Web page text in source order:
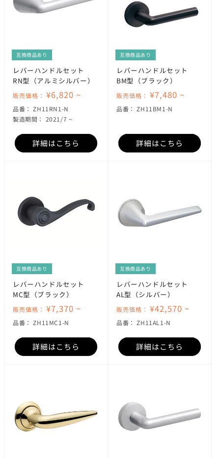
互換商品あり
レバーハンドルセット
RN型（アルミシルバー）
販売価格： ¥6,820 ~
品番： SKU:
ZH11RN1-N
製造期間： 2021/7 ~
詳細はこちら
互換商品あり
レバーハンドルセット
BM型（ブラック）
販売価格： ¥7,480 ~
品番： SKU:
ZH11BM1-N
詳細はこちら
互換商品あり
レバーハンドルセット
MC型（ブラック）
販売価格： ¥7,370 ~
品番： SKU:
ZH11MC1-N
詳細はこちら
互換商品あり
レバーハンドルセット
AL型（シルバー）
販売価格： ¥42,570 ~
品番： SKU:
ZH11AL1-N
詳細はこちら